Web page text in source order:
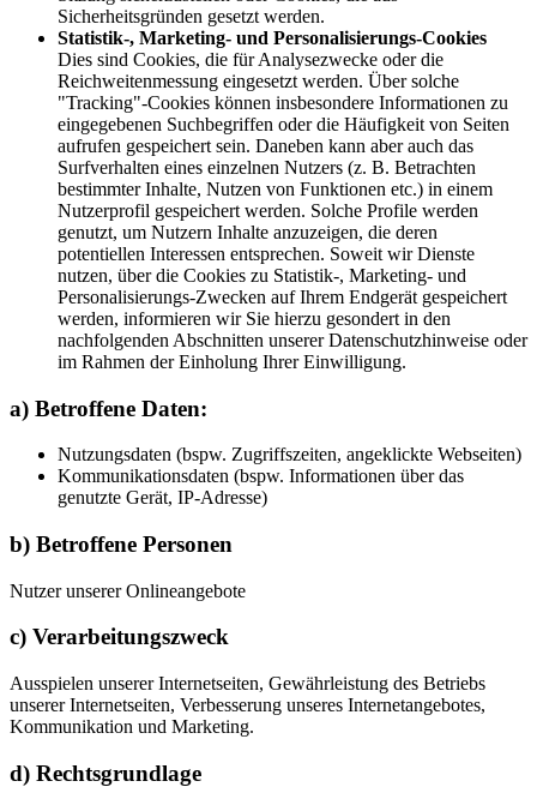
Sicherheitsgründen gesetzt werden.
Statistik-, Marketing- und Personalisierungs-Cookies
Dies sind Cookies, die für Analysezwecke oder die
Reichweitenmessung eingesetzt werden. Über solche
"Tracking"-Cookies können insbesondere Informationen zu
eingegebenen Suchbegriffen oder die Häufigkeit von Seiten
aufrufen gespeichert sein. Daneben kann aber auch das
Surfverhalten eines einzelnen Nutzers (z. B. Betrachten
bestimmter Inhalte, Nutzen von Funktionen etc.) in einem
Nutzerprofil gespeichert werden. Solche Profile werden
genutzt, um Nutzern Inhalte anzuzeigen, die deren
potentiellen Interessen entsprechen. Soweit wir Dienste
nutzen, über die Cookies zu Statistik-, Marketing- und
Personalisierungs-Zwecken auf Ihrem Endgerät gespeichert
werden, informieren wir Sie hierzu gesondert in den
nachfolgenden Abschnitten unserer Datenschutzhinweise oder
im Rahmen der Einholung Ihrer Einwilligung.
a) Betroffene Daten:
Nutzungsdaten (bspw. Zugriffszeiten, angeklickte Webseiten)
Kommunikationsdaten (bspw. Informationen über das
genutzte Gerät, IP-Adresse)
b) Betroffene Personen
Nutzer unserer Onlineangebote
c) Verarbeitungszweck
Ausspielen unserer Internetseiten, Gewährleistung des Betriebs
unserer Internetseiten, Verbesserung unseres Internetangebotes,
Kommunikation und Marketing.
d) Rechtsgrundlage